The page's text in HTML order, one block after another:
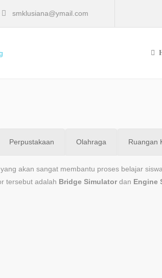
smklusiana@ymail.com
Perpustakaan Olahraga Ruangan
akan sangat membantu proses belajar
tersebut adalah Bridge Simulator dan Engine